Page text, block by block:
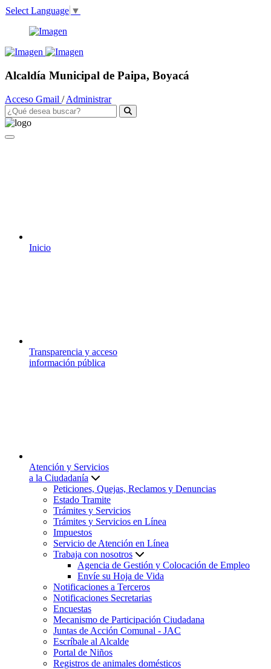
Select Language ▼
Alcaldía Municipal de Paipa, Boyacá
Acceso Gmail /Administrar
Inicio
Transparencia y acceso
información pública
Atención y Servicios
a la Ciudadanía
Peticiones, Quejas, Reclamos y Denuncias
Estado Tramite
Trámites y Servicios
Trámites y Servicios en Línea
Impuestos
Servicio de Atención en Línea
Trabaja con nosotros
Agencia de Gestión y Colocación de Empleo
Envíe su Hoja de Vida
Notificaciones a Terceros
Notificaciones Secretarias
Encuestas
Mecanismo de Participación Ciudadana
Juntas de Acción Comunal - JAC
Escríbale al Alcalde
Portal de Niños
Registros de animales domésticos